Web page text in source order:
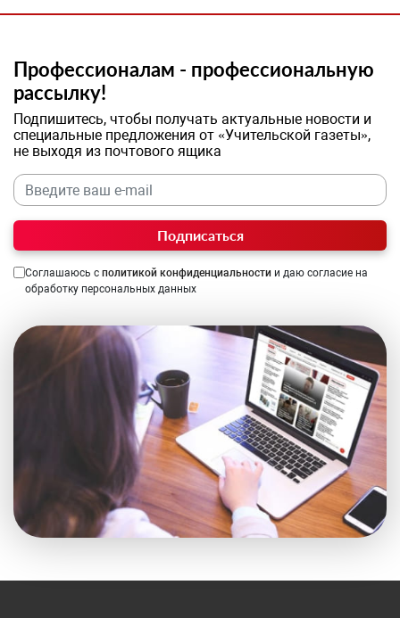
Профессионалам - профессиональную
рассылку!
Подпишитесь, чтобы получать актуальные новости и
специальные предложения от «Учительской газеты»,
не выходя из почтового ящика
Подписаться
Соглашаюсь с политикой конфиденциальности и даю согласие на
обработку персональных данных